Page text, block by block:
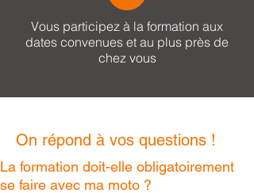
Vous participez à la formation aux
dates convenues et au plus près de
chez vous
On répond à vos questions !
La formation doit-elle obligatoirement
se faire avec ma moto ?